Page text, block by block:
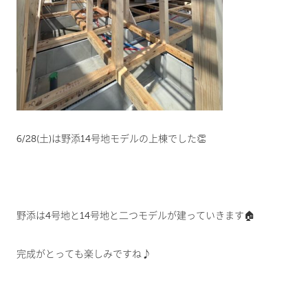
6/28(土)は野添14号地モデルの上棟でした👏
野添は4号地と14号地と二つモデルが建っていきます🏠
完成がとっても楽しみですね♪